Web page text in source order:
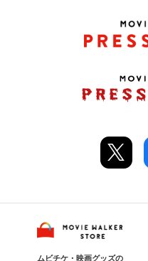
ムビチケ・映画グッズの